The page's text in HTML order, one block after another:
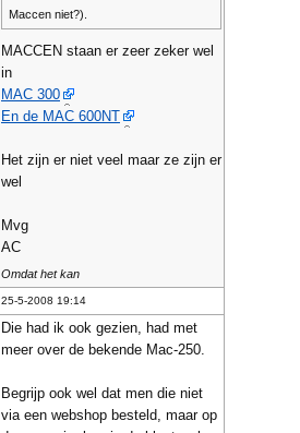
Maccen niet?).
MACCEN staan er zeer zeker wel
in
MAC 300
En de MAC 600NT
Het zijn er niet veel maar ze zijn er
wel
Mvg
AC
Omdat het kan
25-5-2008 19:14
Die had ik ook gezien, had met
meer over de bekende Mac-250.
Begrijp ook wel dat men die niet
via een webshop besteld, maar op